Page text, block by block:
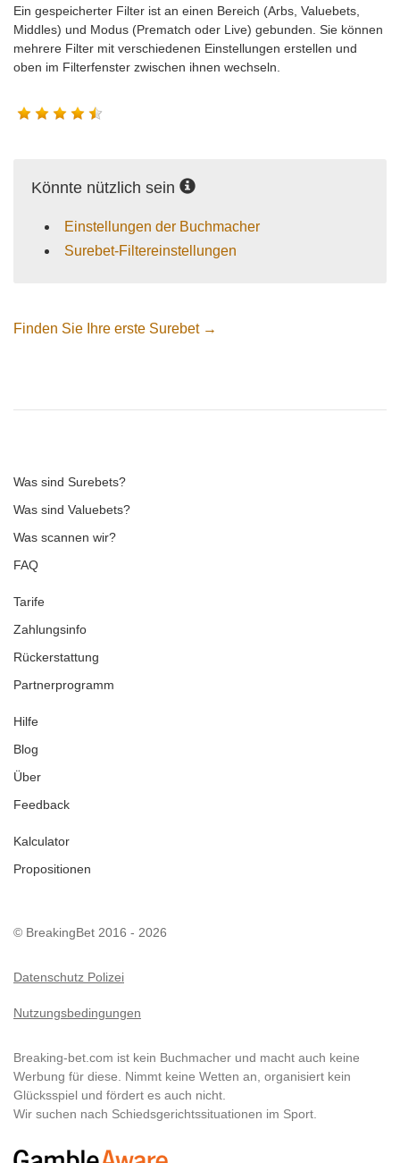
Ein gespeicherter Filter ist an einen Bereich (Arbs, Valuebets,
Middles) und Modus (Prematch oder Live) gebunden. Sie können
mehrere Filter mit verschiedenen Einstellungen erstellen und
oben im Filterfenster zwischen ihnen wechseln.
Könnte nützlich sein
Einstellungen der Buchmacher
Surebet-Filtereinstellungen
Finden Sie Ihre erste Surebet →
Was sind Surebets?
Was sind Valuebets?
Was scannen wir?
FAQ
Tarife
Zahlungsinfo
Rückerstattung
Partnerprogramm
Hilfe
Blog
Über
Feedback
Kalculator
Propositionen
© BreakingBet 2016 - 2026
Datenschutz Polizei
Nutzungsbedingungen
Breaking-bet.com ist kein Buchmacher und macht auch keine
Werbung für diese. Nimmt keine Wetten an, organisiert kein
Glücksspiel und fördert es auch nicht.
Wir suchen nach Schiedsgerichtssituationen im Sport.